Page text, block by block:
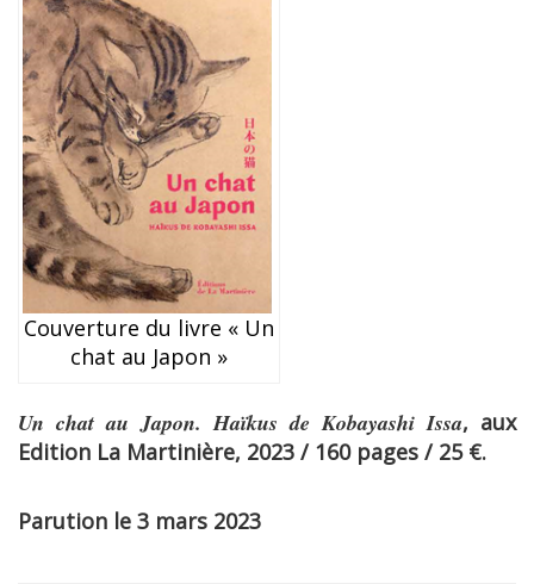
Couverture du livre « Un
chat au Japon »
Un chat au Japon. Haïkus de Kobayashi Issa, aux
Edition La Martinière, 2023 / 160 pages / 25 €.
Parution le 3 mars 2023